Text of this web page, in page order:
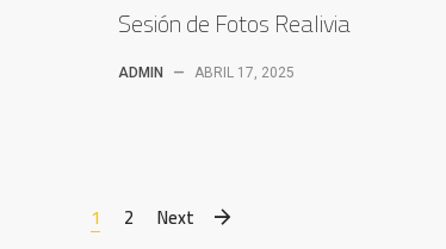
Sesión de Fotos Realivia
ADMIN — ABRIL 17, 2025
1 2 Next